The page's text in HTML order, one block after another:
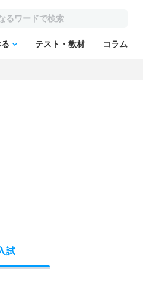
テスト・教材 コラム
試